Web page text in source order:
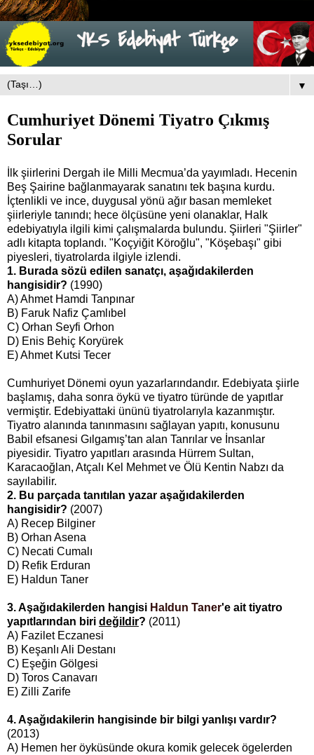
▼
Cumhuriyet Dönemi Tiyatro Çıkmış
Sorular
İlk şiirlerini Dergah ile Milli Mecmua’da yayımladı. Hecenin
Beş Şairine bağlanmayarak sanatını tek başına kurdu.
İçtenlikli ve ince, duygusal yönü ağır basan memleket
şiirleriyle tanındı; hece ölçüsüne yeni olanaklar, Halk
edebiyatıyla ilgili kimi çalışmalarda bulundu. Şiirleri "Şiirler"
adlı kitapta toplandı. "Koçyiğit Köroğlu", "Köşebaşı" gibi
piyesleri, tiyatrolarda ilgiyle izlendi.
1. Burada sözü edilen sanatçı, aşağıdakilerden
hangisidir? (1990)
A) Ahmet Hamdi Tanpınar
B) Faruk Nafiz Çamlıbel
C) Orhan Seyfi Orhon
D) Enis Behiç Koryürek
E) Ahmet Kutsi Tecer
Cumhuriyet Dönemi oyun yazarlarındandır. Edebiyata şiirle
başlamış, daha sonra öykü ve tiyatro türünde de yapıtlar
vermiştir. Edebiyattaki ününü tiyatrolarıyla kazanmıştır.
Tiyatro alanında tanınmasını sağlayan yapıtı, konusunu
Babil efsanesi Gılgamış’tan alan Tanrılar ve İnsanlar
piyesidir. Tiyatro yapıtları arasında Hürrem Sultan,
Karacaoğlan, Atçalı Kel Mehmet ve Ölü Kentin Nabzı da
sayılabilir.
2. Bu parçada tanıtılan yazar aşağıdakilerden
hangisidir? (2007)
A) Recep Bilginer
B) Orhan Asena
C) Necati Cumalı
D) Refik Erduran
E) Haldun Taner
3. Aşağıdakilerden hangisi Haldun Taner'e ait tiyatro
yapıtlarından biri değildir? (2011)
A) Fazilet Eczanesi
B) Keşanlı Ali Destanı
C) Eşeğin Gölgesi
D) Toros Canavarı
E) Zilli Zarife
4. Aşağıdakilerin hangisinde bir bilgi yanlışı vardır?
(2013)
A) Hemen her öyküsünde okura komik gelecek ögelerden